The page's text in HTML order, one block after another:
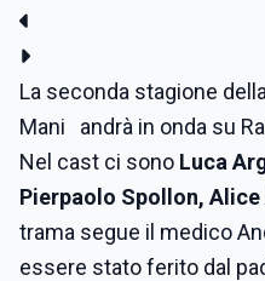
La seconda stagione
Mani andrà in onda su
Nel cast ci sono Luca
Pierpaolo Spollon,
trama segue il medico
essere stato ferito dal